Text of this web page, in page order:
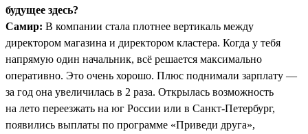
будущее здесь?
Самир: В компании стала плотнее вертикаль между
директором магазина и директором кластера. Когда у тебя
напрямую один начальник, всё решается максимально
оперативно. Это очень хорошо. Плюс поднимали зарплату —
за год она увеличилась в 2 раза. Открылась возможность
на лето переезжать на юг России или в Санкт-Петербург,
появились выплаты по программе «Приведи друга»,